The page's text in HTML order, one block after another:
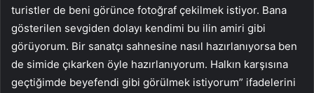
turistler de beni görünce fotoğraf çekilmek istiyor. Bana
gösterilen sevgiden dolayı kendimi bu ilin amiri gibi
görüyorum. Bir sanatçı sahnesine nasıl hazırlanıyorsa ben
de simide çıkarken öyle hazırlanıyorum. Halkın karşısına
geçtiğimde beyefendi gibi görülmek istiyorum” ifadelerini